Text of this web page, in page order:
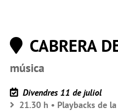
CABRERA
música
Divendres 11 de juliol
21.30 h • Playbacks de